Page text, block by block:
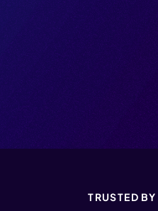
TRUSTED BY